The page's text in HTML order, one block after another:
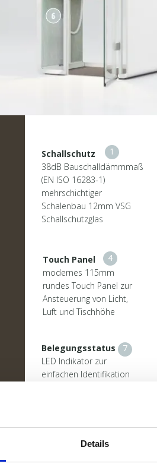
Details
Schallschutz
38dB Bauschalldämmmaß
(EN ISO 16283-1)
mehrschichtiger
Schalenbau 12mm VSG
Schallschutzglas
1
Touch Panel
modernes 115mm
rundes Touch Panel zur
Ansteuerung von Licht,
Luft und Tischhöhe
4
Belegungsstatus
LED Indikator zur
einfachen Identifikation
7